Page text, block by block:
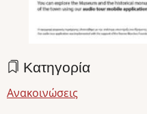
Κατηγορία
Ανακοινώσεις